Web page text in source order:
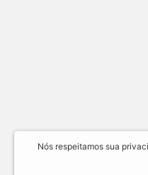
Nós respeitamos sua